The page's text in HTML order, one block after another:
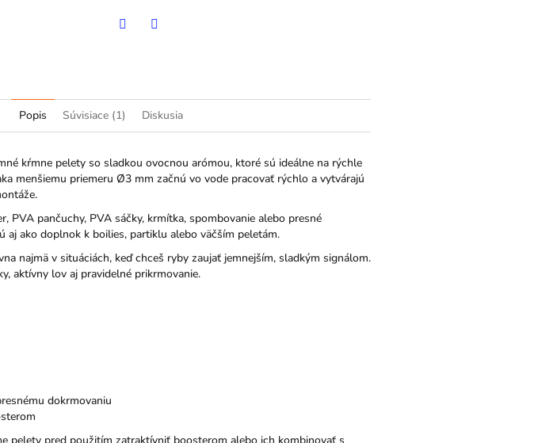
Popis Súvisiace (1) Diskusia
kŕmne pelety so sladkou ovocnou arómou, ktoré sú ideálne na rýchle
menšiemu priemeru Ø3 mm začnú vo vode pracovať rýchlo a vytvárajú
PVA pančuchy, PVA sáčky, krmítka, spombovanie alebo presné
aj ako doplnok k boilies, partiklu alebo väčším peletám.
najmä v situáciách, keď chceš ryby zaujať jemnejším, sladkým signálom.
aktívny lov aj pravidelné prikrmovanie.
dokrmovaniu
pelety pred použitím zatraktívniť boosterom alebo ich kombinovať s